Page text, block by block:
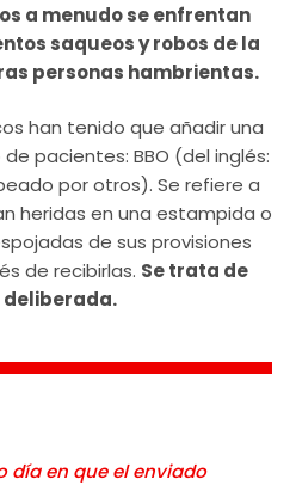
a menudo se enfrentan
saqueos y robos de la
personas hambrientas.
han tenido que añadir una
pacientes: BBO (del inglés:
por otros). Se refiere a
heridas en una estampida o
de sus provisiones
de recibirlas. Se trata de
deliberada.
día en que el enviado